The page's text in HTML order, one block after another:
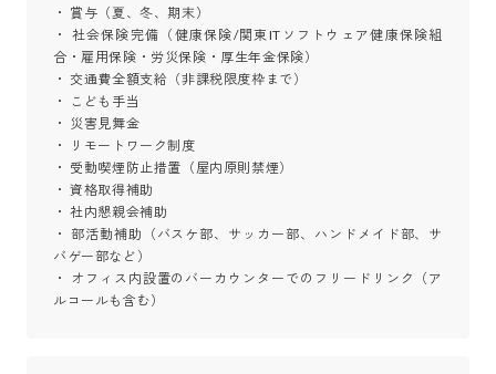
・ 賞与（夏、冬、期末）
・ 社会保険完備（健康保険/関東ITソフトウェア健康保険組
合・雇用保険・労災保険・厚生年金保険）
・ 交通費全額支給（非課税限度枠まで）
・ こども手当
・ 災害見舞金
・ リモートワーク制度
・ 受動喫煙防止措置（屋内原則禁煙）
・ 資格取得補助
・ 社内懇親会補助
・ 部活動補助（バスケ部、サッカー部、ハンドメイド部、サ
バゲー部など）
・ オフィス内設置のバーカウンターでのフリードリンク（ア
ルコールも含む）